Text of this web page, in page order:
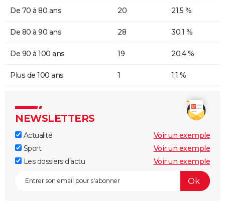
De 70 à 80 ans 20 21,5 %
De 80 à 90 ans 28 30,1 %
De 90 à 100 ans 19 20,4 %
Plus de 100 ans 1 1,1 %
NEWSLETTERS
Actualité
Voir un exemple
Sport
Voir un exemple
Les dossiers d'actu
Voir un exemple